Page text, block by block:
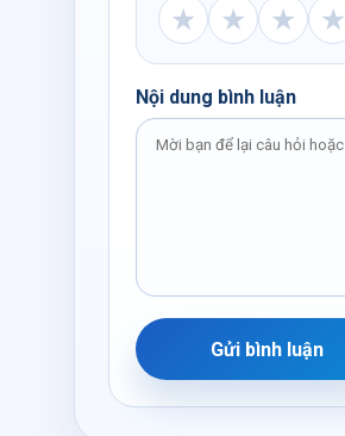
★ ★ ★ ★
Nội dung bình luận
Gửi bình luận